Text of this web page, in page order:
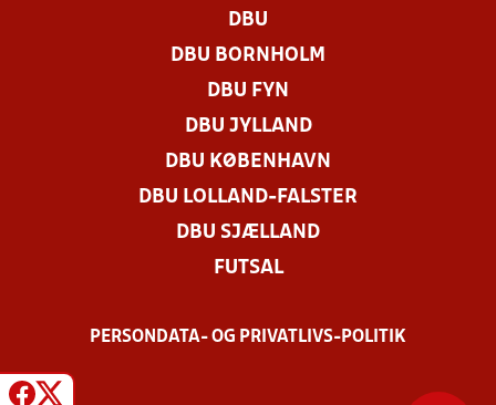
DBU
DBU BORNHOLM
DBU FYN
DBU JYLLAND
DBU KØBENHAVN
DBU LOLLAND-FALSTER
DBU SJÆLLAND
FUTSAL
PERSONDATA- OG PRIVATLIVS-POLITIK